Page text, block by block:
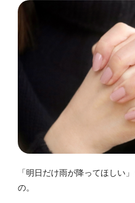
「明日だけ雨が降ってほしい
の。